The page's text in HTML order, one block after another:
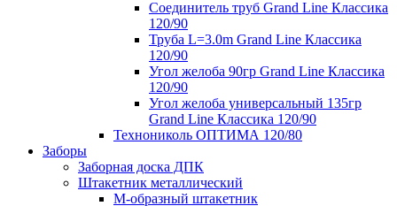
Соединитель труб Grand Line Классика
120/90
Труба L=3.0m Grand Line Классика
120/90
Угол желоба 90гр Grand Line Классика
120/90
Угол желоба универсальный 135гр
Grand Line Классика 120/90
Технониколь ОПТИМА 120/80
Заборы
Заборная доска ДПК
Штакетник металлический
М-образный штакетник